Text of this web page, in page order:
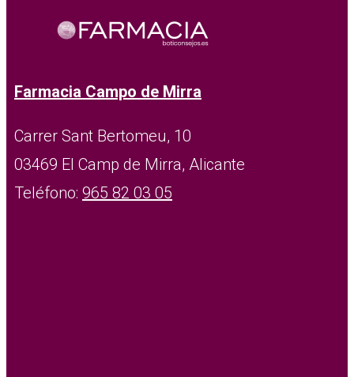
Farmacia Campo de Mirra
Carrer Sant Bertomeu, 10
03469 El Camp de Mirra, Alicante
Teléfono: 965 82 03 05